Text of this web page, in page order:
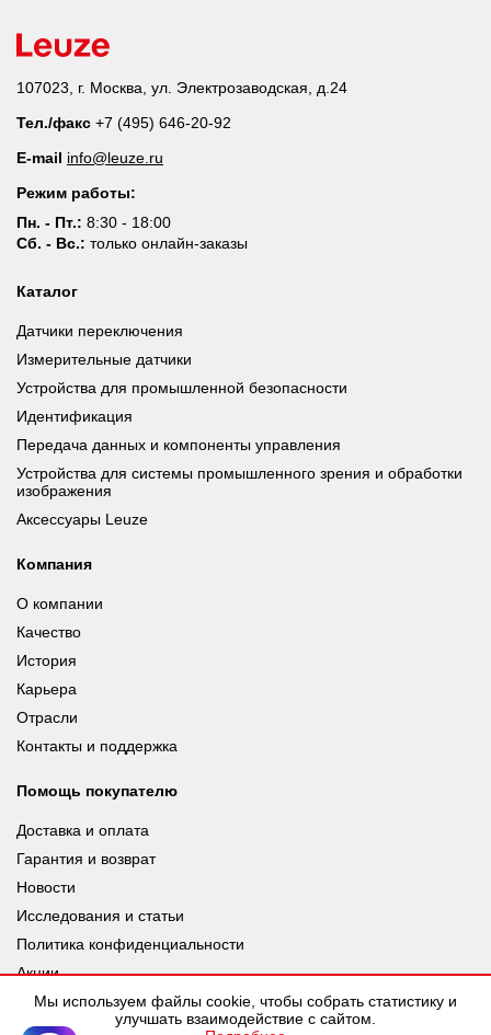
107023, г. Москва, ул. Электрозаводская, д.24
Тел./факс +7 (495) 646-20-92
E-mail info@leuze.ru
Режим работы:
Пн. - Пт.: 8:30 - 18:00
Сб. - Вс.: только онлайн-заказы
Каталог
Датчики переключения
Измерительные датчики
Устройства для промышленной безопасности
Идентификация
Передача данных и компоненты управления
Устройства для системы промышленного зрения и обработки
изображения
Аксессуары Leuze
Компания
О компании
Качество
История
Карьера
Отрасли
Контакты и поддержка
Помощь покупателю
Доставка и оплата
Гарантия и возврат
Новости
Исследования и статьи
Политика конфиденциальности
Акции
Мы используем файлы cookie, чтобы собрать статистику и
улучшать взаимодействие с сайтом.